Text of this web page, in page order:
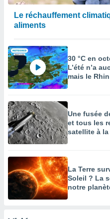
Le réchauffement
aliments
30 °C en
L’été n’a
mais le
Une fusée
et tous les
satellite à
La Terre
Soleil ? La
notre